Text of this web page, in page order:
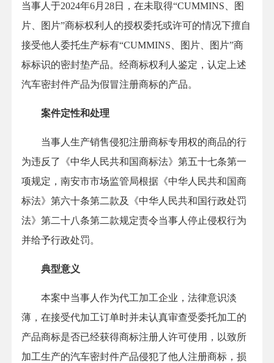
当事人于2024年6月28日，在未取得“CUMMINS、图
片、图片”商标权利人的授权委托或许可的情况下擅自
接受他人委托生产标有“CUMMINS、图片、图片”商
标标识的密封垫产品。经商标权利人鉴定，认定上述
汽车密封件产品为假冒注册商标的产品。
案件定性和处理
当事人生产销售侵犯注册商标专用权的商品的行
为违反了《中华人民共和国商标法》第五十七条第一
项规定，南安市市场监管局根据《中华人民共和国商
标法》第六十条第二款及《中华人民共和国行政处罚
法》第二十八条第二款规定责令当事人停止侵权行为
并给予行政处罚。
典型意义
本案中当事人作为代工加工企业，法律意识淡
薄，在接受代加工订单时并未认真审查受委托加工的
产品商标是否已经获得商标注册人许可使用，以致所
加工生产的汽车密封件产品侵犯了他人注册商标，损